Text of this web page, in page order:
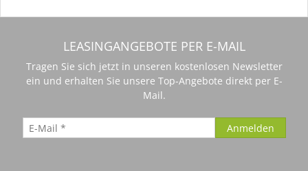
LEASINGANGEBOTE PER E-MAIL
Tragen Sie sich jetzt in unseren kostenlosen Newsletter
ein und erhalten Sie unsere Top-Angebote direkt per E-
Mail.